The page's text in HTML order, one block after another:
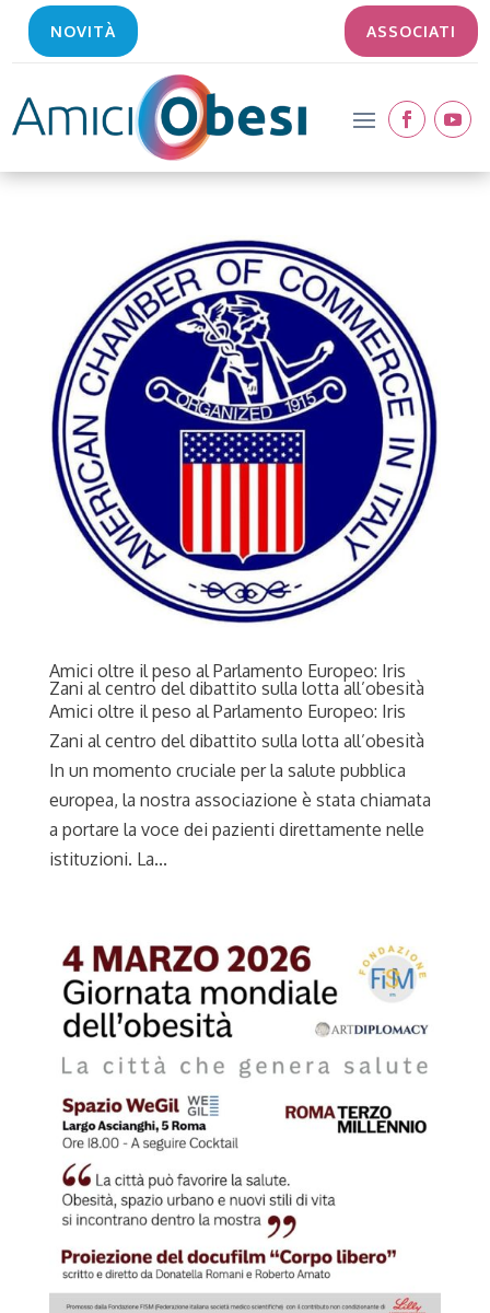
NOVITÀ ASSOCIATI
Amici oltre il peso al Parlamento Europeo: Iris
Zani al centro del dibattito sulla lotta all’obesità
Amici oltre il peso al Parlamento Europeo: Iris
Zani al centro del dibattito sulla lotta all’obesità
In un momento cruciale per la salute pubblica
europea, la nostra associazione è stata chiamata
a portare la voce dei pazienti direttamente nelle
istituzioni. La...